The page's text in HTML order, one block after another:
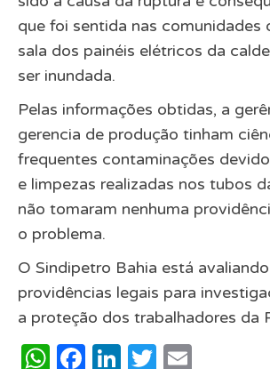
que foi sentida nas comunidades
sala dos painéis elétricos da
ser inundada.
Pelas informações obtidas, a
gerencia de produção tinham
frequentes contaminações
e limpezas realizadas nos tubos
não tomaram nenhuma
o problema.
O Sindipetro Bahia está
providências legais para
a proteção dos trabalhadores da
WhatsApp
Facebook
LinkedIn
Twitter